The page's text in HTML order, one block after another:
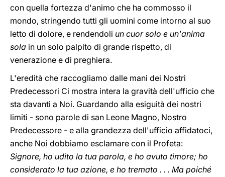
con quella fortezza d'animo che ha commosso il
mondo, stringendo tutti gli uomini come intorno al suo
letto di dolore, e rendendoli un cuor solo e un'anima
sola in un solo palpito di grande rispetto, di
venerazione e di preghiera.
L'eredità che raccogliamo dalle mani dei Nostri
Predecessori Ci mostra intera la gravità dell'ufficio che
sta davanti a Noi. Guardando alla esiguità dei nostri
limiti - sono parole di san Leone Magno, Nostro
Predecessore - e alla grandezza dell'ufficio affidatoci,
anche Noi dobbiamo esclamare con il Profeta:
Signore, ho udito la tua parola, e ho avuto timore; ho
considerato la tua azione, e ho tremato . . . Ma poiché